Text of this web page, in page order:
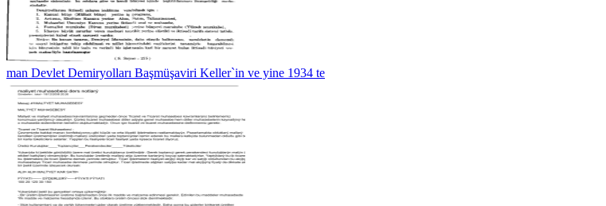
man Devlet Demiryolları Başmüşaviri Keller`in ve yine 1934 te